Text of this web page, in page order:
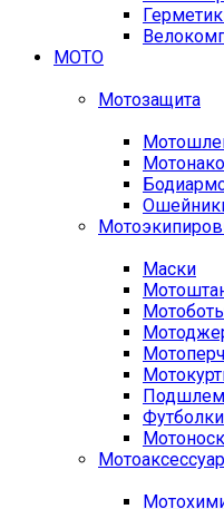
МОТО
Мотозащита
Маски
Футболки